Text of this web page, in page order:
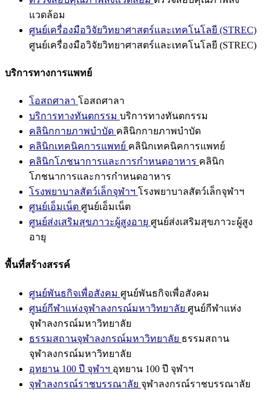
แวดล้อม
ศูนย์เครื่องมือวิจัยวิทยาศาสตร์และเทคโนโลยี (STREC)
ศูนย์เครื่องมือวิจัยวิทยาศาสตร์และเทคโนโลยี (STREC)
บริการทางการแพทย์
โอสถศาลา โอสถศาลา
บริการทางทันตกรรม บริการทางทันตกรรม
คลินิกกายภาพบำบัด คลินิกกายภาพบำบัด
คลินิกเทคนิคการแพทย์ คลินิกเทคนิคการแพทย์
คลินิกโภชนาการและการกำหนดอาหาร คลินิก
โภชนาการและการกำหนดอาหาร
โรงพยาบาลสัตว์เล็กจุฬาฯ โรงพยาบาลสัตว์เล็กจุฬาฯ
ศูนย์เอ็มเน็ต ศูนย์เอ็มเน็ต
ศูนย์ส่งเสริมสุขภาวะผู้สูงอายุ ศูนย์ส่งเสริมสุขภาวะผู้สูง
อายุ
พื้นที่สร้างสรรค์
ศูนย์พันธกิจเพื่อสังคม ศูนย์พันธกิจเพื่อสังคม
ศูนย์กีฬาแห่งจุฬาลงกรณ์มหาวิทยาลัย ศูนย์กีฬาแห่ง
จุฬาลงกรณ์มหาวิทยาลัย
ธรรมสถานจุฬาลงกรณ์มหาวิทยาลัย ธรรมสถาน
จุฬาลงกรณ์มหาวิทยาลัย
อุทยาน 100 ปี จุฬาฯ อุทยาน 100 ปี จุฬาฯ
จุฬาลงกรณ์ราชบรรณาลัย จุฬาลงกรณ์ราชบรรณาลัย